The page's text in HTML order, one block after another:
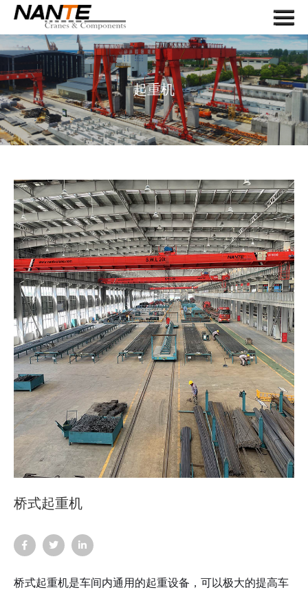
首页
关于我们
起重机
起重机组件
服务
新闻
联系我们
搜索
语言
起重机
桥式起重机
桥式起重机是车间内通用的起重设备，可以极大的提高车